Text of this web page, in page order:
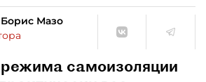
Борис Мазо
самоизоляции